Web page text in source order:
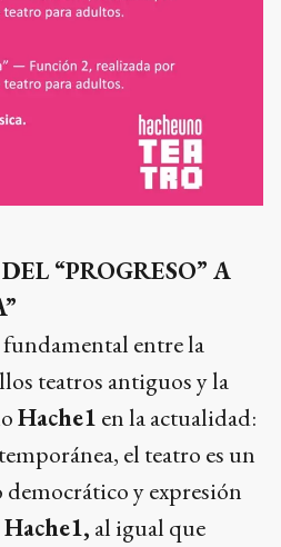
“PROGRESO” A
entre la
teatros antiguos y la
Hache1 en la actualidad:
el teatro es un
democrático y expresión
Hache1, al igual que